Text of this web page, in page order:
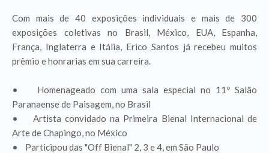
Com mais de 40 exposições individuais e mais de 300
exposições coletivas no Brasil, México, EUA, Espanha,
França, Inglaterra e Itália, Erico Santos já recebeu muitos
prêmio e honrarias em sua carreira.
• Homenageado com uma sala especial no 11º Salão
Paranaense de Paisagem, no Brasil
• Artista convidado na Primeira Bienal Internacional de
Arte de Chapingo, no México
• Participou das "Off Bienal" 2, 3 e 4, em São Paulo